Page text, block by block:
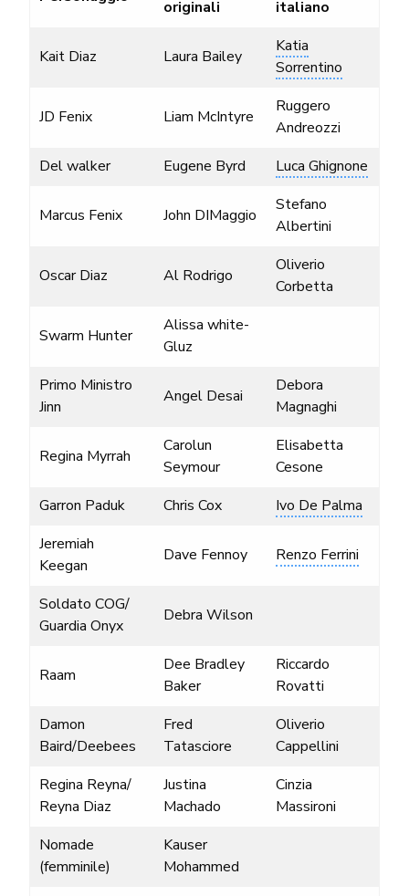
originali
italiano
Kait Diaz Laura Bailey
Katia
Sorrentino
JD Fenix Liam McIntyre
Ruggero
Andreozzi
Del walker
Eugene Byrd Luca Ghignone
Marcus Fenix John DIMaggio
Stefano
Albertini
Oscar Diaz Al Rodrigo
Oliverio
Corbetta
Swarm Hunter
Alissa white-
Gluz
Primo Ministro
Jinn
Angel Desai
Debora
Magnaghi
Regina Myrrah
Carolun
Seymour
Elisabetta
Cesone
Garron Paduk
Chris Cox
Ivo De Palma
Jeremiah
Keegan
Dave Fennoy Renzo Ferrini
Soldato COG/
Guardia Onyx
Debra Wilson
Raam
Dee Bradley
Baker
Riccardo
Rovatti
Damon
Baird/Deebees
Fred
Tatasciore
Oliverio
Cappellini
Regina Reyna/
Reyna Diaz
Justina
Machado
Cinzia
Massironi
Nomade
(femminile)
Kauser
Mohammed